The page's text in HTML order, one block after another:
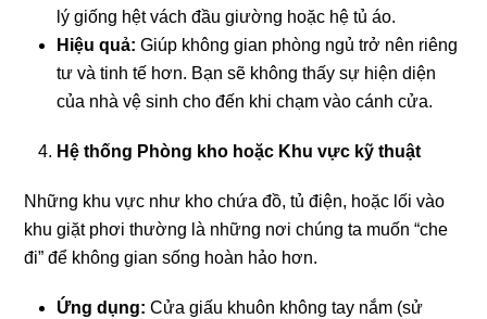
lý giống hệt vách đầu giường hoặc hệ tủ áo.
Hiệu quả: Giúp không gian phòng ngủ trở nên riêng
tư và tinh tế hơn. Bạn sẽ không thấy sự hiện diện
của nhà vệ sinh cho đến khi chạm vào cánh cửa.
Hệ thống Phòng kho hoặc Khu vực kỹ thuật
Những khu vực như kho chứa đồ, tủ điện, hoặc lối vào
khu giặt phơi thường là những nơi chúng ta muốn “che
đi” để không gian sống hoàn hảo hơn.
Ứng dụng: Cửa giấu khuôn không tay nắm (sử